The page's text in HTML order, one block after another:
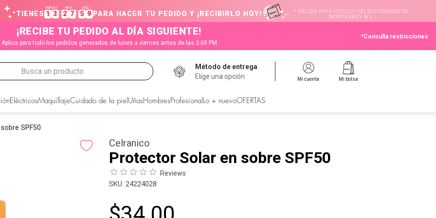
TIENES
HORAS
1 3 :
MIN
2 7 :
SEG
5 9 PARA HACER TU PEDIDO Y ¡RECIBIRLO HOY!
* VÁLIDO PARA CÓDIGOS SELECCIONADOS DE
MONTERREY N.L
¡RECIBE TU PEDIDO AL DÍA SIGUIENTE!
Aplica para todo los pedidos generados de lunes a viernes antes de las 3:00 PM
*Consulta restricciones
Busca un producto
Método de entrega
Elige una opción
Mi cuenta Mi bolsa
EléctricosMaquillajeCuidado de la piel Uñas Hombres Profesional Lo + nuevoOFERTAS
SPF50
Celranico
Protector Solar en sobre SPF50
Reviews
: 24224028